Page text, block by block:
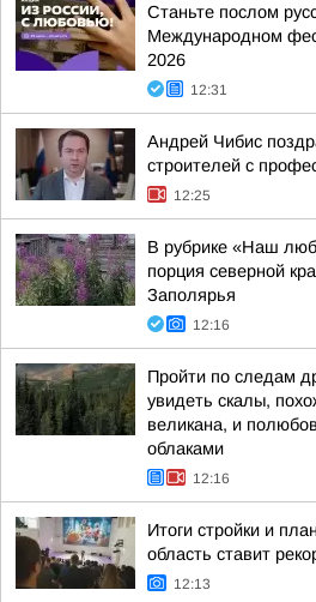
Станьте послом
Международном
2026
12:31
Андрей Чибис
строителей с
12:25
В рубрике «Наш
порция северной
Заполярья
12:16
Пройти по следам
увидеть скалы,
великана, и
облаками
12:16
Итоги стройки и
область ставит
12:13